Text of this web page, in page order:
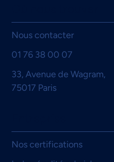
Certification,
: retour
après le choix
Nous contacter
01 76 38 00 07
33, Avenue de Wagram,
75017 Paris
Nos certifications